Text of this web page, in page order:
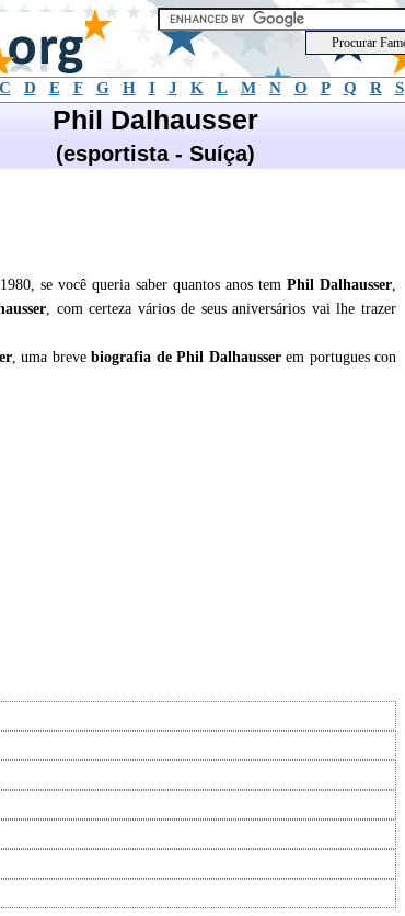
C D E F G H I J K L M N O P Q R S
Phil Dalhausser
(esportista - Suíça)
se você queria saber quantos anos tem Phil Dalhausser,
, com certeza vários de seus aniversários vai lhe trazer
, uma brevebiografia dePhil Dalhausserem portugues con